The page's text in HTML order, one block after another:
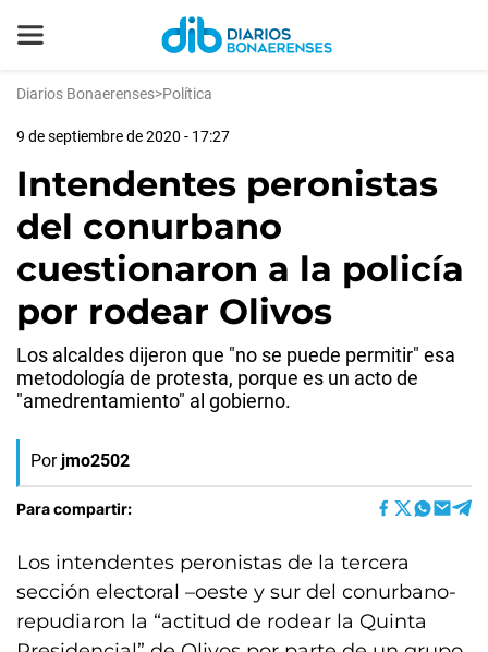
Diarios Bonaerenses>Política
9 de septiembre de 2020 - 17:27
Intendentes peronistas
del conurbano
cuestionaron a la policía
por rodear Olivos
Los alcaldes dijeron que "no se puede permitir" esa
metodología de protesta, porque es un acto de
"amedrentamiento" al gobierno.
Por jmo2502
Para compartir:
Los intendentes peronistas de la tercera
sección electoral –oeste y sur del conurbano-
repudiaron la “actitud de rodear la Quinta